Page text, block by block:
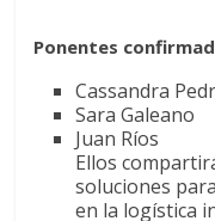
Ponentes
Cassandra
Sara Galeano
Juan Ríos
Ellos
soluciones
en la logística